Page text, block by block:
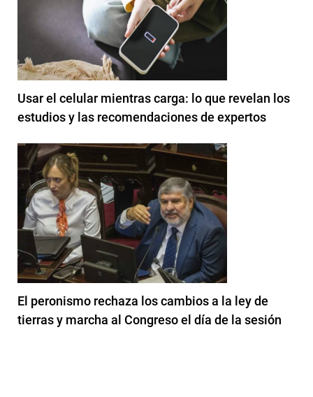
Usar el celular mientras carga: lo que revelan los
estudios y las recomendaciones de expertos
El peronismo rechaza los cambios a la ley de
tierras y marcha al Congreso el día de la sesión